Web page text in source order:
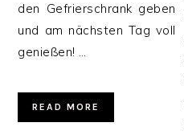
den Gefrierschrank geben
und am nächsten Tag voll
genießen! …
READ MORE